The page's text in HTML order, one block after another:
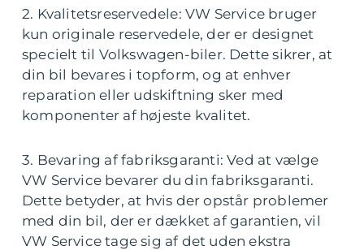
2. Kvalitetsreservedele: VW Service bruger
kun originale reservedele, der er designet
specielt til Volkswagen-biler. Dette sikrer, at
din bil bevares i topform, og at enhver
reparation eller udskiftning sker med
komponenter af højeste kvalitet.
3. Bevaring af fabriksgaranti: Ved at vælge
VW Service bevarer du din fabriksgaranti.
Dette betyder, at hvis der opstår problemer
med din bil, der er dækket af garantien, vil
VW Service tage sig af det uden ekstra